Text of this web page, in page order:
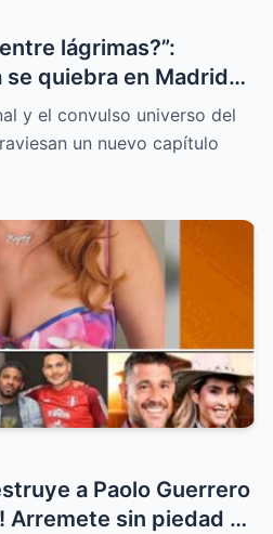
lágrimas?”:
quiebra en Madrid
con Said
y el convulso universo del
un nuevo capítulo
a Paolo Guerrero
Arremete sin piedad y